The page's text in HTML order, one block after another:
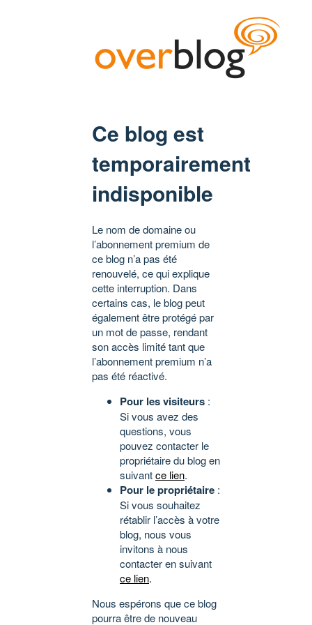
Ce blog est
temporairement
indisponible
Le nom de domaine ou
l’abonnement premium de
ce blog n’a pas été
renouvelé, ce qui explique
cette interruption. Dans
certains cas, le blog peut
également être protégé par
un mot de passe, rendant
son accès limité tant que
l’abonnement premium n’a
pas été réactivé.
Pour les visiteurs :
Si vous avez des
questions, vous
pouvez contacter le
propriétaire du blog en
suivantce lien.
Pour le propriétaire :
Si vous souhaitez
rétablir l’accès à votre
blog, nous vous
invitons à nous
contacter en suivant
ce lien.
Nous espérons que ce blog
pourra être de nouveau